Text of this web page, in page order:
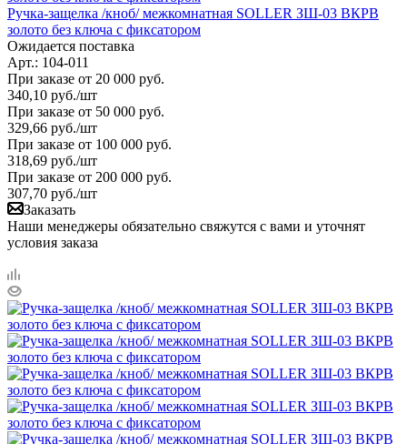
Ручка-защелка /кноб/ межкомнатная SOLLER ЗШ-03 ВКPB
золото без ключа с фиксатором
Ожидается поставка
Арт.: 104-011
При заказе от 20 000 руб.
340,10 руб./шт
При заказе от 50 000 руб.
329,66 руб./шт
При заказе от 100 000 руб.
318,69 руб./шт
При заказе от 200 000 руб.
307,70 руб./шт
Заказать
Наши менеджеры обязательно свяжутся с вами и уточнят
условия заказа